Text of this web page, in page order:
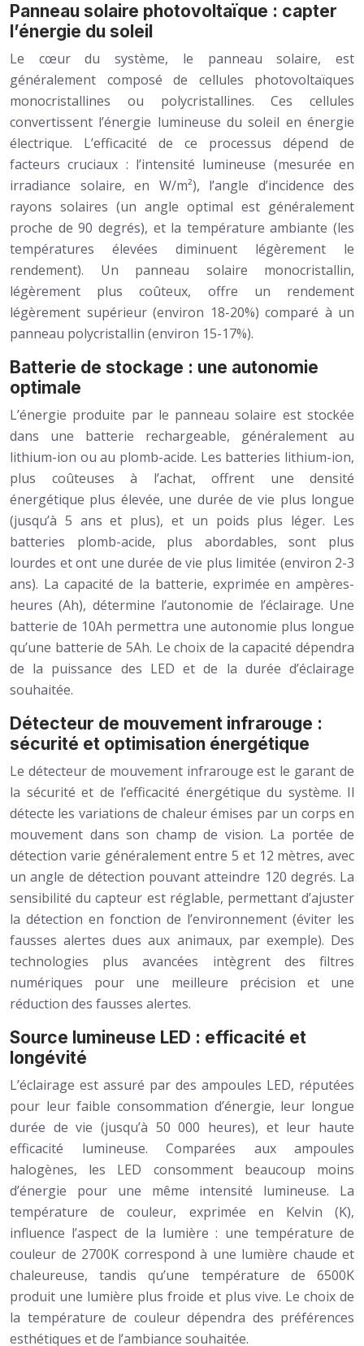
Panneau solaire photovoltaïque : capter
l’énergie du soleil
Le cœur du système, le panneau solaire, est
généralement composé de cellules photovoltaïques
monocristallines ou polycristallines. Ces cellules
convertissent l’énergie lumineuse du soleil en énergie
électrique. L’efficacité de ce processus dépend de
facteurs cruciaux : l’intensité lumineuse (mesurée en
irradiance solaire, en W/m²), l’angle d’incidence des
rayons solaires (un angle optimal est généralement
proche de 90 degrés), et la température ambiante (les
températures élevées diminuent légèrement le
rendement). Un panneau solaire monocristallin,
légèrement plus coûteux, offre un rendement
légèrement supérieur (environ 18-20%) comparé à un
panneau polycristallin (environ 15-17%).
Batterie de stockage : une autonomie
optimale
L’énergie produite par le panneau solaire est stockée
dans une batterie rechargeable, généralement au
lithium-ion ou au plomb-acide. Les batteries lithium-ion,
plus coûteuses à l’achat, offrent une densité
énergétique plus élevée, une durée de vie plus longue
(jusqu’à 5 ans et plus), et un poids plus léger. Les
batteries plomb-acide, plus abordables, sont plus
lourdes et ont une durée de vie plus limitée (environ 2-3
ans). La capacité de la batterie, exprimée en ampères-
heures (Ah), détermine l’autonomie de l’éclairage. Une
batterie de 10Ah permettra une autonomie plus longue
qu’une batterie de 5Ah. Le choix de la capacité dépendra
de la puissance des LED et de la durée d’éclairage
souhaitée.
Détecteur de mouvement infrarouge :
sécurité et optimisation énergétique
Le détecteur de mouvement infrarouge est le garant de
la sécurité et de l’efficacité énergétique du système. Il
détecte les variations de chaleur émises par un corps en
mouvement dans son champ de vision. La portée de
détection varie généralement entre 5 et 12 mètres, avec
un angle de détection pouvant atteindre 120 degrés. La
sensibilité du capteur est réglable, permettant d’ajuster
la détection en fonction de l’environnement (éviter les
fausses alertes dues aux animaux, par exemple). Des
technologies plus avancées intègrent des filtres
numériques pour une meilleure précision et une
réduction des fausses alertes.
Source lumineuse LED : efficacité et
longévité
L’éclairage est assuré par des ampoules LED, réputées
pour leur faible consommation d’énergie, leur longue
durée de vie (jusqu’à 50 000 heures), et leur haute
efficacité lumineuse. Comparées aux ampoules
halogènes, les LED consomment beaucoup moins
d’énergie pour une même intensité lumineuse. La
température de couleur, exprimée en Kelvin (K),
influence l’aspect de la lumière : une température de
couleur de 2700K correspond à une lumière chaude et
chaleureuse, tandis qu’une température de 6500K
produit une lumière plus froide et plus vive. Le choix de
la température de couleur dépendra des préférences
esthétiques et de l’ambiance souhaitée.